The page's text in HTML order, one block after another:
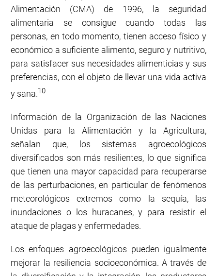
Alimentación (CMA) de 1996, la seguridad
alimentaria se consigue cuando todas las
personas, en todo momento, tienen acceso físico y
económico a suficiente alimento, seguro y nutritivo,
para satisfacer sus necesidades alimenticias y sus
preferencias, con el objeto de llevar una vida activa
y sana.10
Información de la Organización de las Naciones
Unidas para la Alimentación y la Agricultura,
señalan que, los sistemas agroecológicos
diversificados son más resilientes, lo que significa
que tienen una mayor capacidad para recuperarse
de las perturbaciones, en particular de fenómenos
meteorológicos extremos como la sequía, las
inundaciones o los huracanes, y para resistir el
ataque de plagas y enfermedades.
Los enfoques agroecológicos pueden igualmente
mejorar la resiliencia socioeconómica. A través de